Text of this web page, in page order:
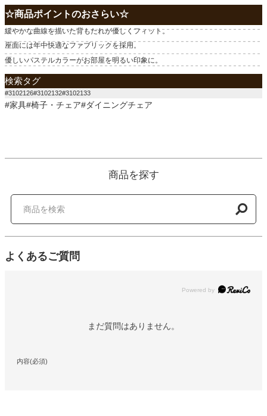
☆商品ポイントのおさらい☆
緩やかな曲線を描いた背もたれが優しくフィット。
座面には年中快適なファブリックを採用。
優しいパステルカラーがお部屋を明るい印象に。
検索タグ
#3102126#3102132#3102133
#家具#椅子・チェア#ダイニングチェア
商品を探す
よくあるご質問
Powered by
まだ質問はありません。
内容(必須)